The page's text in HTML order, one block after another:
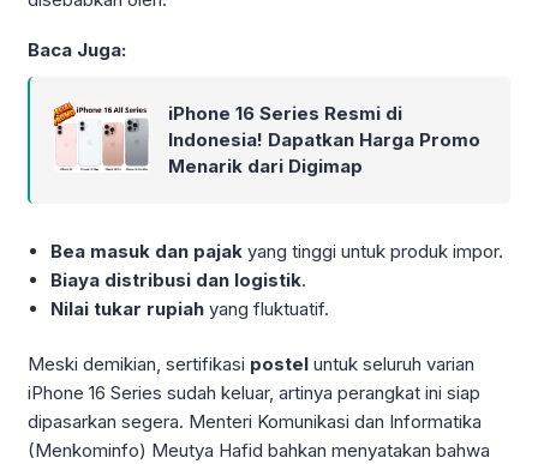
Baca Juga:
iPhone 16 Series Resmi di
Indonesia! Dapatkan Harga Promo
Menarik dari Digimap
Bea masuk dan pajak yang tinggi untuk produk impor.
Biaya distribusi dan logistik.
Nilai tukar rupiah yang fluktuatif.
Meski demikian, sertifikasi postel untuk seluruh varian
iPhone 16 Series sudah keluar, artinya perangkat ini siap
dipasarkan segera. Menteri Komunikasi dan Informatika
(Menkominfo) Meutya Hafid bahkan menyatakan bahwa